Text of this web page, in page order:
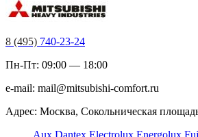
8 (495) 740-23-24
Пн-Пт: 09:00 — 18:00
e-mail: mail@mitsubishi-comfort.ru
Адрес: Москва, Сокольническая